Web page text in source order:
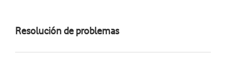
Resolución de problemas